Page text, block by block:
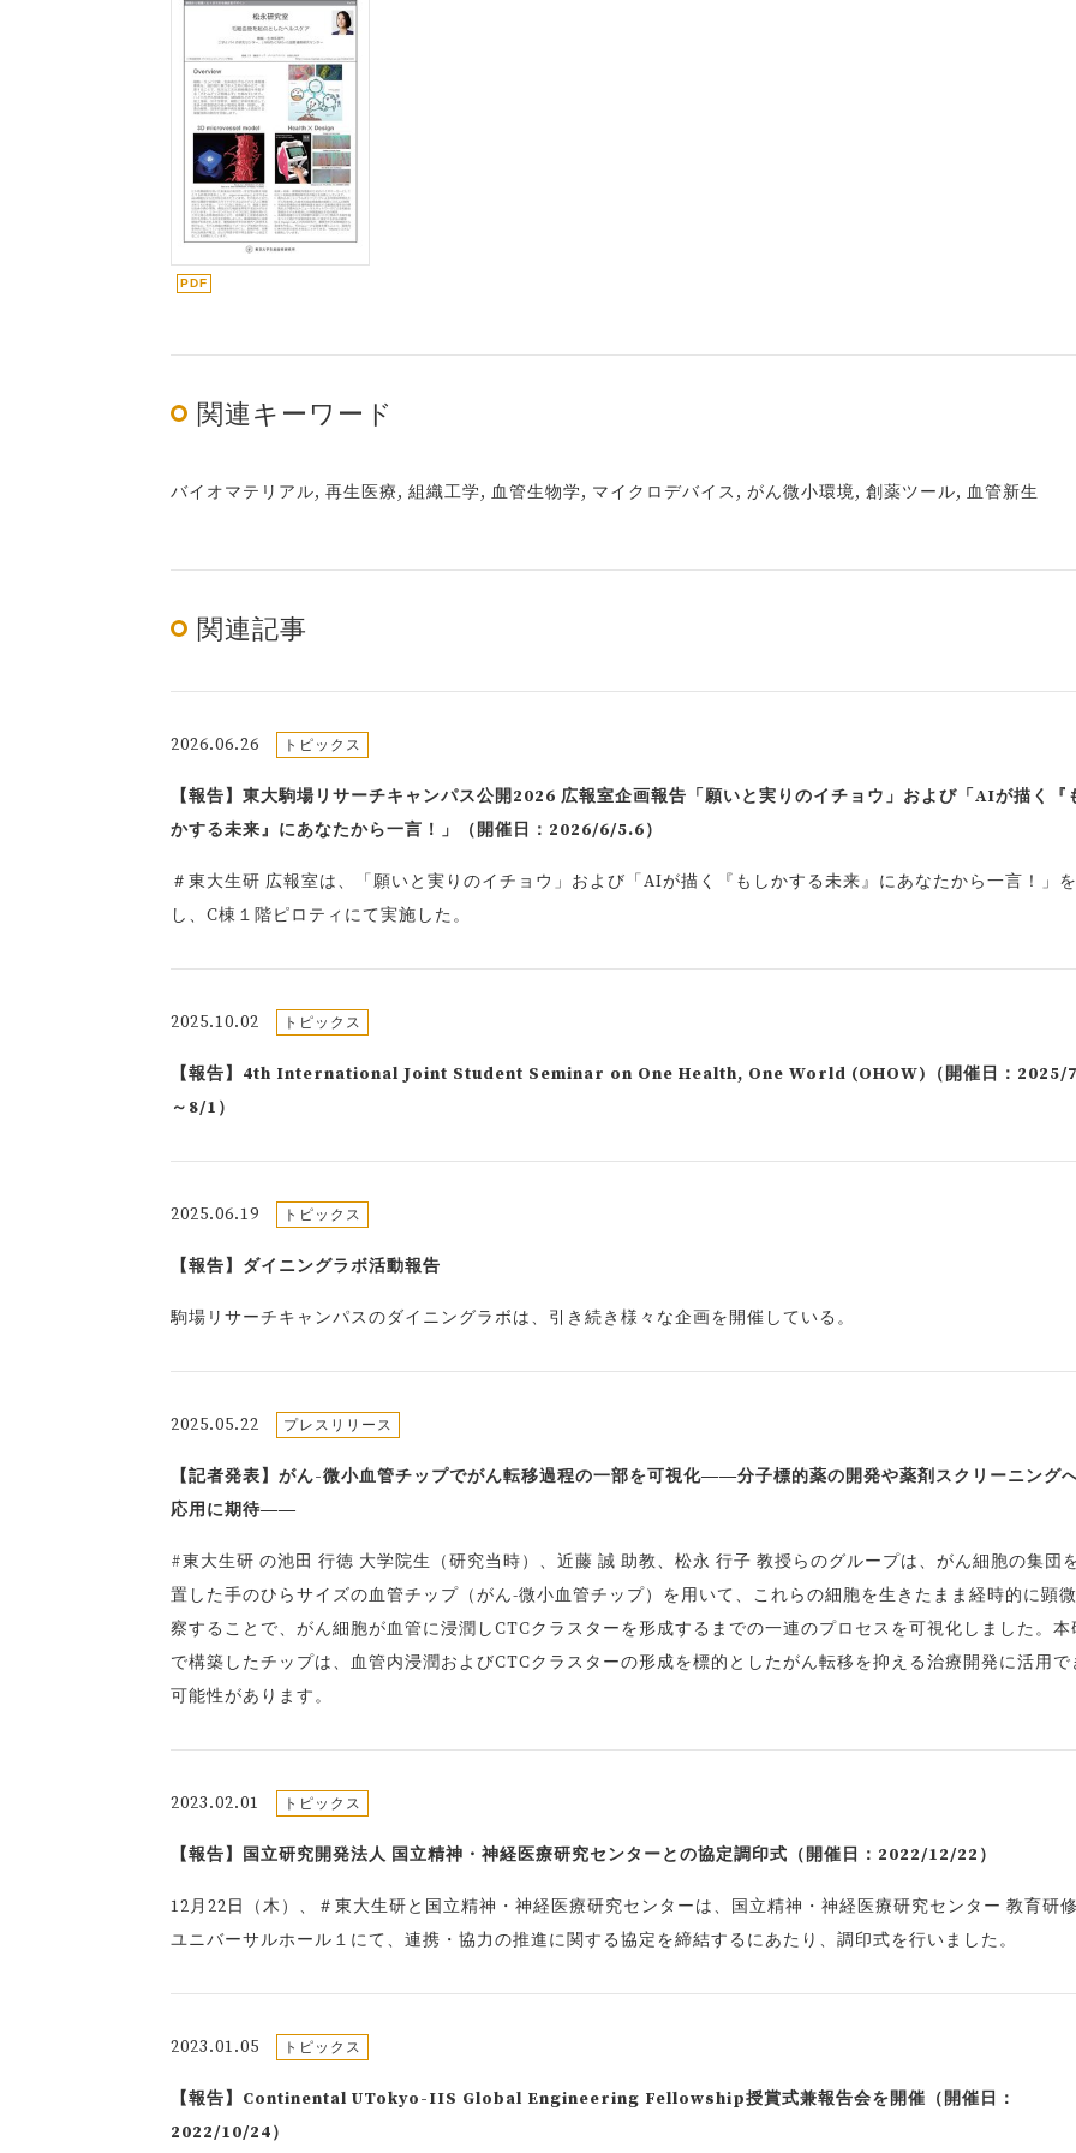
関連キーワード
バイオマテリアル, 再生医療, 組織工学, 血管生物学, マイクロデバイス, がん微小環境, 創薬ツール, 血管新生
関連記事
2026.06.26 トピックス
【報告】東大駒場リサーチキャンパス公開2026 広報室企画報告「願いと実りのイチョウ」および「AIが描く『
かする未来』にあなたから一言！」（開催日：2026/6/5.6）
＃東大生研 広報室は、「願いと実りのイチョウ」および「AIが描く『もしかする未来』にあなたから一言！」
し、C棟１階ピロティにて実施した。
2025.10.02 トピックス
【報告】4th International Joint Student Seminar on One Health, One World (OHOW)（開催日：2025/
～8/1）
2025.06.19 トピックス
【報告】ダイニングラボ活動報告
駒場リサーチキャンパスのダイニングラボは、引き続き様々な企画を開催している。
2025.05.22 プレスリリース
【記者発表】がん-微小血管チップでがん転移過程の一部を可視化――分子標的薬の開発や薬剤スクリーニング
応用に期待――
#東大生研 の池田 行徳 大学院生（研究当時）、近藤 誠 助教、松永 行子 教授らのグループは、がん細胞の集団
置した手のひらサイズの血管チップ（がん-微小血管チップ）を用いて、これらの細胞を生きたまま経時的に顕
察することで、がん細胞が血管に浸潤しCTCクラスターを形成するまでの一連のプロセスを可視化しました。本
で構築したチップは、血管内浸潤およびCTCクラスターの形成を標的としたがん転移を抑える治療開発に活用で
可能性があります。
2023.02.01 トピックス
【報告】国立研究開発法人 国立精神・神経医療研究センターとの協定調印式（開催日：2022/12/22）
12月22日（木）、＃東大生研と国立精神・神経医療研究センターは、国立精神・神経医療研究センター 教育研
ユニバーサルホール１にて、連携・協力の推進に関する協定を締結するにあたり、調印式を行いました。
2023.01.05 トピックス
【報告】Continental UTokyo-IIS Global Engineering Fellowship授賞式兼報告会を開催（開催日：
2022/10/24）